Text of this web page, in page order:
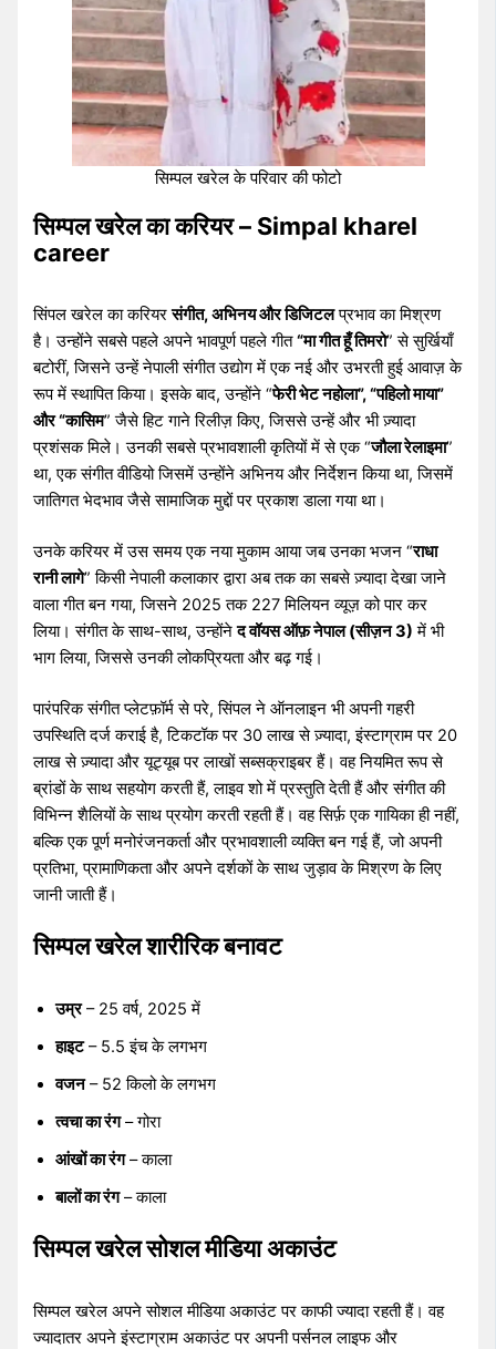
सिम्पल खरेल के परिवार की फोटो
सिम्पल खरेल का करियर – Simpal kharel
career
सिंपल खरेल का करियरसंगीत, अभिनय और डिजिटलप्रभाव का मिश्रण
है। उन्होंने सबसे पहले अपने भावपूर्ण पहले गीत“मा गीत हूँ तिमरो” से सुर्खियाँ
बटोरीं, जिसने उन्हें नेपाली संगीत उद्योग में एक नई और उभरती हुई आवाज़ के
रूप में स्थापित किया। इसके बाद, उन्होंने “फेरी भेट नहोला”, “पहिलो माया”
और “कासिम” जैसे हिट गाने रिलीज़ किए, जिससे उन्हें और भी ज़्यादा
प्रशंसक मिले। उनकी सबसे प्रभावशाली कृतियों में से एक “जौला रेलाइमा”
था, एक संगीत वीडियो जिसमें उन्होंने अभिनय और निर्देशन किया था, जिसमें
जातिगत भेदभाव जैसे सामाजिक मुद्दों पर प्रकाश डाला गया था।
उनके करियर में उस समय एक नया मुकाम आया जब उनका भजन “राधा
रानी लागे” किसी नेपाली कलाकार द्वारा अब तक का सबसे ज़्यादा देखा जाने
वाला गीत बन गया, जिसने 2025 तक 227 मिलियन व्यूज़ को पार कर
लिया। संगीत के साथ-साथ, उन्होंनेद वॉयस ऑफ़ नेपाल (सीज़न 3) में भी
भाग लिया, जिससे उनकी लोकप्रियता और बढ़ गई।
पारंपरिक संगीत प्लेटफ़ॉर्म से परे, सिंपल ने ऑनलाइन भी अपनी गहरी
उपस्थिति दर्ज कराई है, टिकटॉक पर 30 लाख से ज़्यादा, इंस्टाग्राम पर 20
लाख से ज़्यादा और यूट्यूब पर लाखों सब्सक्राइबर हैं। वह नियमित रूप से
ब्रांडों के साथ सहयोग करती हैं, लाइव शो में प्रस्तुति देती हैं और संगीत की
विभिन्न शैलियों के साथ प्रयोग करती रहती हैं। वह सिर्फ़ एक गायिका ही नहीं,
बल्कि एक पूर्ण मनोरंजनकर्ता और प्रभावशाली व्यक्ति बन गई हैं, जो अपनी
प्रतिभा, प्रामाणिकता और अपने दर्शकों के साथ जुड़ाव के मिश्रण के लिए
जानी जाती हैं।
सिम्पल खरेल शारीरिक बनावट
उम्र– 25 वर्ष, 2025 में
हाइट– 5.5 इंच के लगभग
वजन– 52 किलो के लगभग
त्वचा का रंग– गोरा
आंखों का रंग– काला
बालों का रंग– काला
सिम्पल खरेल सोशल मीडिया अकाउंट
सिम्पल खरेल अपने सोशल मीडिया अकाउंट पर काफी ज्यादा रहती हैं। वह
ज्यादातर अपने इंस्टाग्राम अकाउंट पर अपनी पर्सनल लाइफ और